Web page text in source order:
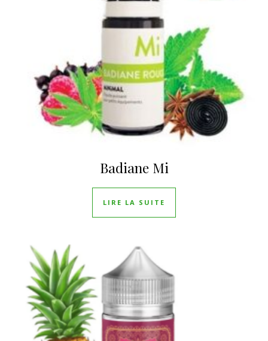
Badiane Mi
LIRE LA SUITE